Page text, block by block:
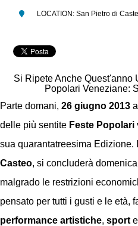
LOCATION: San Pietro di
Si Ripete Anche Quest'anno
Popolari Veneziane:
Parte domani, 26 giugno 2013
delle più sentite Feste Popolari
sua quarantatreesima Edizione.
Casteo, si concluderà
malgrado le restrizioni
pensato per tutti i gusti e le età,
performance artistiche, sport